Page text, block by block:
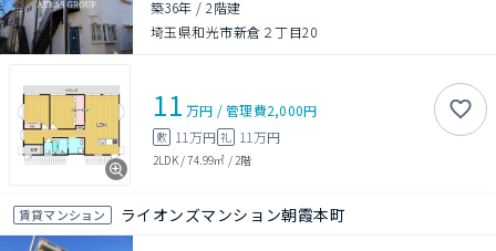
築36年 /2階建
埼玉県和光市新倉２丁目20
11 万円 /管理費2,000円
敷 11万円 礼 11万円
2LDK/74.99㎡ / 2階
賃貸マンション ライオンズマンション朝霞本町